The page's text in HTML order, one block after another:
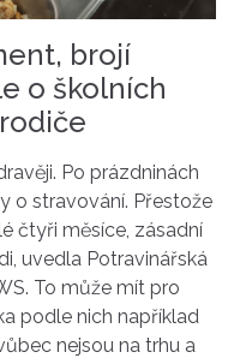
brojí
o školních
Po prázdninách
o stravování. Přestože
čtyři měsíce, zásadní
uvedla Potravinářská
To může mít pro
podle nich například
nejsou na trhu a